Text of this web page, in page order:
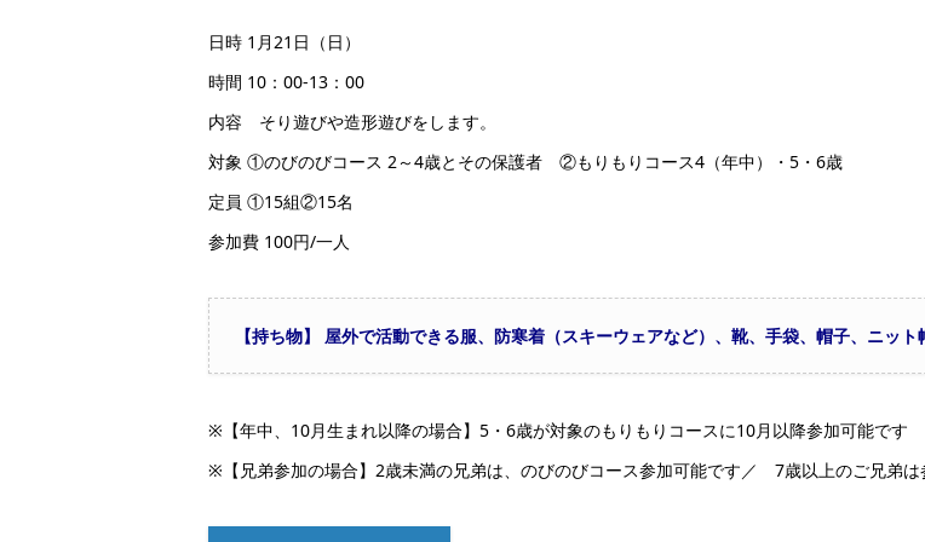
日時 1月21日（日）
時間 10：00-13：00
内容 そり遊びや造形遊びをします。
対象 ①のびのびコース 2～4歳とその保護者 ②もりもりコース4（年中）・5・6歳
定員 ①15組②15名
参加費 100円/一人
【持ち物】 屋外で活動できる服、防寒着（スキーウェアなど）、靴、手袋、帽子、ニッ
※【年中、10月生まれ以降の場合】5・6歳が対象のもりもりコースに10月以降参加可能です
※【兄弟参加の場合】2歳未満の兄弟は、のびのびコース参加可能です／ 7歳以上のご兄弟は